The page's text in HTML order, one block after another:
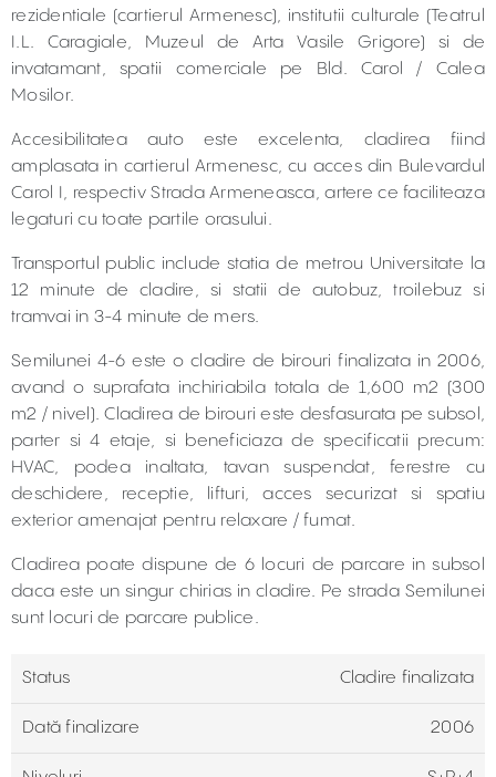
rezidentiale (cartierul Armenesc), institutii culturale (Teatrul
I.L. Caragiale, Muzeul de Arta Vasile Grigore) si de
invatamant, spatii comerciale pe Bld. Carol / Calea
Mosilor.
Accesibilitatea auto este excelenta, cladirea fiind
amplasata in cartierul Armenesc, cu acces din Bulevardul
Carol I, respectiv Strada Armeneasca, artere ce faciliteaza
legaturi cu toate partile orasului.
Transportul public include statia de metrou Universitate la
12 minute de cladire, si statii de autobuz, troilebuz si
tramvai in 3-4 minute de mers.
Semilunei 4-6 este o cladire de birouri finalizata in 2006,
avand o suprafata inchiriabila totala de 1,600 m2 (300
m2 / nivel). Cladirea de birouri este desfasurata pe subsol,
parter si 4 etaje, si beneficiaza de specificatii precum:
HVAC, podea inaltata, tavan suspendat, ferestre cu
deschidere, receptie, lifturi, acces securizat si spatiu
exterior amenajat pentru relaxare / fumat.
Cladirea poate dispune de 6 locuri de parcare in subsol
daca este un singur chirias in cladire. Pe strada Semilunei
sunt locuri de parcare publice.
Status Cladire finalizata
Dată finalizare 2006